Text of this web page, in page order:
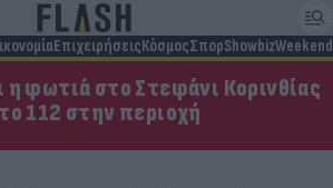
ΕπιχειρήσειςΚόσμοςΣπορShowbizWeekend
η φωτιά στο Στεφάνι Κορινθίας
112 στην περιοχή